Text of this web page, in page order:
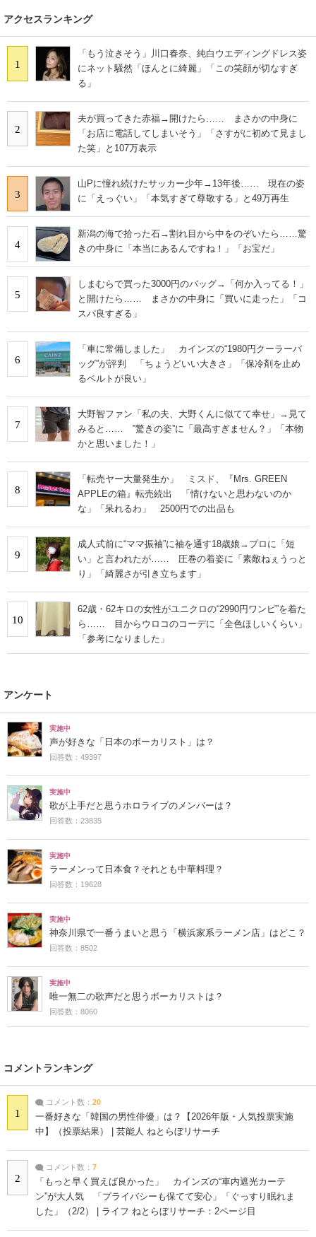
アクセスランキング
1
「もう泣きそう」川口春奈、純白ウエディングドレス姿
にネット騒然「ほんとに綺麗」「この笑顔が切なすぎ
る」
2
夫が買ってきた赤福→開けたら…… まさかの中身に
「お店に電話してしまいそう」「さすがに初めて見まし
た笑」と107万表示
3
山Pに憧れ続けたサッカー少年→13年後…… 現在の姿
に「えっぐい」「本気すぎて尊敬する」と49万再生
4
新潟の海で拾った石→割れ目から中をのぞいたら……驚
きの中身に「本当にあるんですね！」「お宝だ」
5
しまむらで買った3000円のバッグ→「何か入ってる！」
と開けたら…… まさかの中身に「買いに走った」「コ
スパ良すぎる」
6
「車に常備しました」 カインズの“1980円クーラーバ
ッグ”が評判 「ちょうどいい大きさ」「保冷剤を止め
るベルトが良い」
7
大野智ファン「私の夫、大野くんに似てて幸せ」→見て
みると…… ‟驚きの姿”に「最高すぎません？」「本物
かと思いました！」
8
「転売ヤー大量発生か」 ミスド、『Mrs. GREEN
APPLEの箱』転売続出 「情けないと思わないのか
な」「呆れるわ」 2500円での出品も
9
成人式前に“ママ振袖”に袖を通す18歳娘→プロに「短
い」と言われたが…… 圧巻の着姿に「素敵ねぇうっと
り」「綺麗さが引き立ちます」
10
62歳・62キロの女性がユニクロの“2990円ワンピ”を着た
ら…… 目からウロコのコーデに「全色ほしいくらい」
「参考になりました」
アンケート
実施中
声が好きな「日本のボーカリスト」は？
回答数：49397
実施中
歌が上手だと思うホロライブのメンバーは？
回答数：23835
実施中
ラーメンって日本食？それとも中華料理？
回答数：19628
実施中
神奈川県で一番うまいと思う「横浜家系ラーメン店」はどこ？
回答数：8502
実施中
唯一無二の歌声だと思うボーカリストは？
回答数：8060
コメントランキング
1
コメント数： 20
一番好きな「韓国の男性俳優」は？【2026年版・人気投票実施
中】（投票結果） | 芸能人 ねとらぼリサーチ
2
コメント数： 7
「もっと早く買えば良かった」 カインズの“車内遮光カーテ
ン”が大人気 「プライバシーも保てて安心」「ぐっすり眠れま
した」（2/2） | ライフ ねとらぼリサーチ：2ページ目